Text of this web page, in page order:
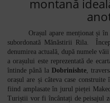
montană
Orașul apare menționat și
subordonată Mănăstirii Rila.
denumirea actuală, după numele văii
a orașului este reprezentată de
întinde până laDobrinishte ,
orașul are și câteva case
fiind amplasate în jurul pieței
Turiștii vor fi încântați de peisajul